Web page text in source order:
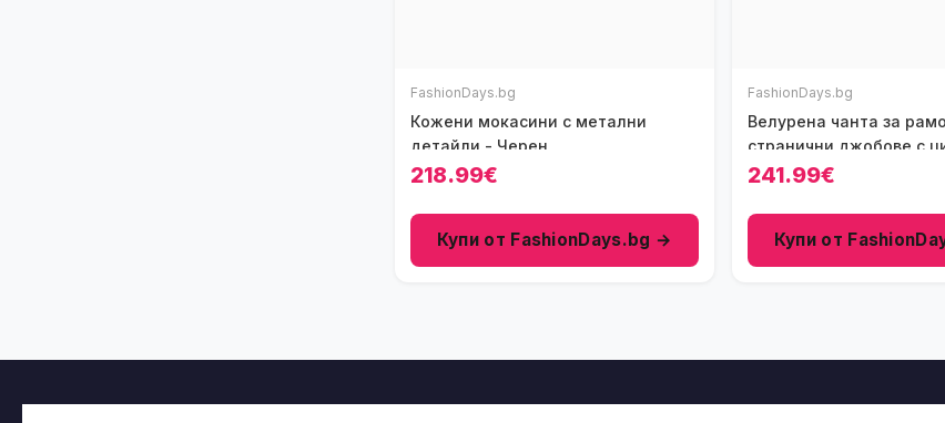
FashionDays.bg
Кожени мокасини с метални
детайли - Черен
218.99€
Купи от FashionDays.bg →
FashionDays.bg
Велурена чанта за
странични джобове с
Светлокафяв
241.99€
Купи от